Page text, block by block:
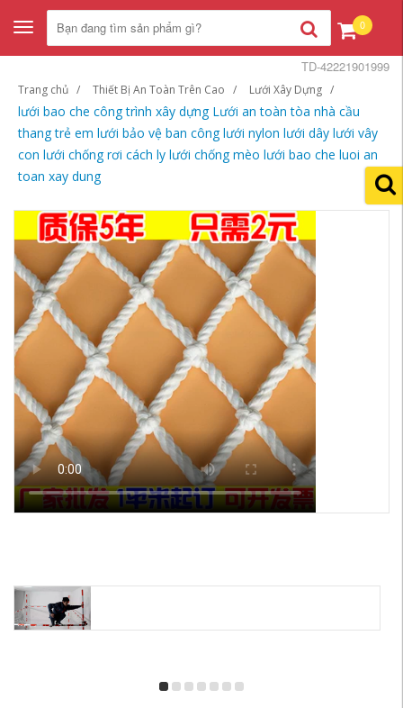
Toggle
navigation
0
Trang chủ Thiết Bị An Toàn Trên Cao Lưới Xây Dựng
lưới bao che công trình xây dựng Lưới an toàn tòa nhà cầu
thang trẻ em lưới bảo vệ ban công lưới nylon lưới dây lưới vây
con lưới chống rơi cách ly lưới chống mèo lưới bao che luoi an
toan xay dung
TD-42221901999